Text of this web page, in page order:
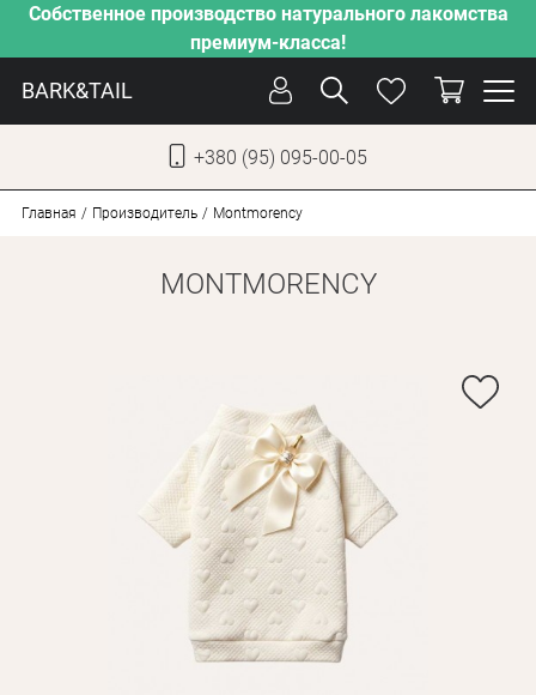
Собственное производство натурального лакомства
премиум-класса!
BARK&TAIL
+380 (95) 095-00-05
СОБАКИ
НАШЕ ПРОИЗВОДСТВО
НОВИНКИ
АКЦИИ
О КОМПАНИИ
БЛОГ
Оплата и доставка
Программа лояльности
Главная Производитель Montmorency
MONTMORENCY